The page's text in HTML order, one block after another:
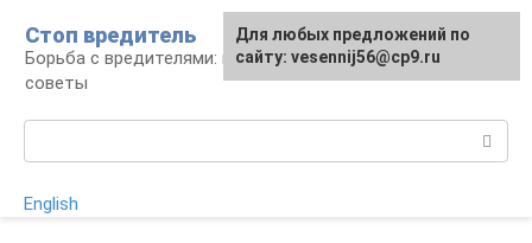
контенту
Стоп вредитель
Борьба с вредителями: правила, средства,
советы
English
Для любых предложений по
сайту: vesennij56@cp9.ru